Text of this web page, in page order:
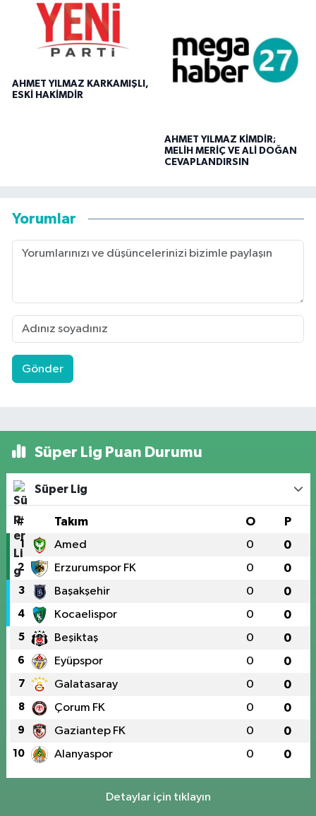
AHMET YILMAZ KARKAMIŞLI,
ESKİ HAKİMDİR
AHMET YILMAZ KİMDİR;
MELİH MERİÇ VE ALİ DOĞAN
CEVAPLANDIRSIN
Yorumlar
Gönder
Süper Lig Puan Durumu
Süper Lig
# Takım O P
1 Amed 0 0
2 Erzurumspor FK 0 0
3 Başakşehir 0 0
4 Kocaelispor 0 0
5 Beşiktaş 0 0
6 Eyüpspor 0 0
7 Galatasaray 0 0
8 Çorum FK 0 0
9 Gaziantep FK 0 0
10 Alanyaspor 0 0
Detaylar için tıklayın